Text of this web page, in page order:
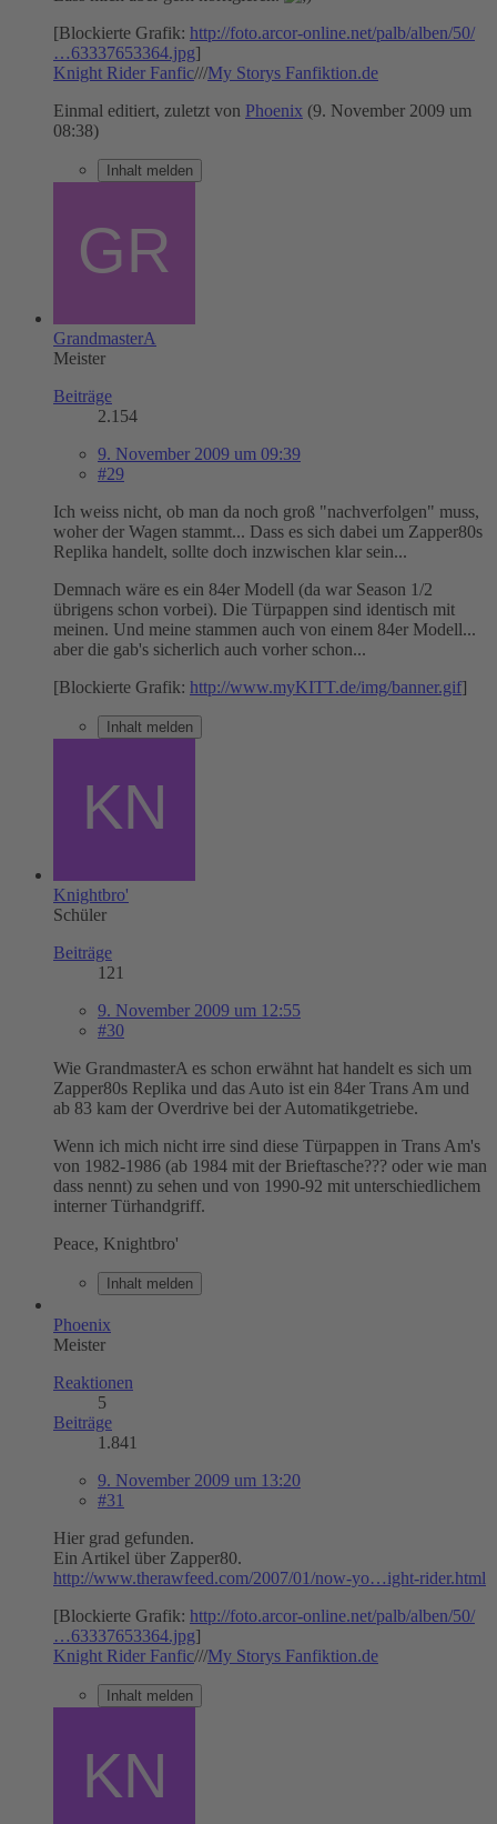
[Blockierte Grafik: http://foto.arcor-online.net/palb/alben/50/
…63337653364.jpg]
Knight Rider Fanfic///My Storys Fanfiktion.de
Einmal editiert, zuletzt von Phoenix (9. November 2009 um
08:38)
Inhalt melden
GrandmasterA
Meister
Beiträge
2.154
9. November 2009 um 09:39
#29
Ich weiss nicht, ob man da noch groß "nachverfolgen" muss,
woher der Wagen stammt... Dass es sich dabei um Zapper80s
Replika handelt, sollte doch inzwischen klar sein...
Demnach wäre es ein 84er Modell (da war Season 1/2
übrigens schon vorbei). Die Türpappen sind identisch mit
meinen. Und meine stammen auch von einem 84er Modell...
aber die gab's sicherlich auch vorher schon...
[Blockierte Grafik: http://www.myKITT.de/img/banner.gif]
Inhalt melden
Knightbro'
Schüler
Beiträge
121
9. November 2009 um 12:55
#30
Wie GrandmasterA es schon erwähnt hat handelt es sich um
Zapper80s Replika und das Auto ist ein 84er Trans Am und
ab 83 kam der Overdrive bei der Automatikgetriebe.
Wenn ich mich nicht irre sind diese Türpappen in Trans Am's
von 1982-1986 (ab 1984 mit der Brieftasche??? oder wie man
dass nennt) zu sehen und von 1990-92 mit unterschiedlichem
interner Türhandgriff.
Peace, Knightbro'
Inhalt melden
Phoenix
Meister
Reaktionen
5
Beiträge
1.841
9. November 2009 um 13:20
#31
Hier grad gefunden.
Ein Artikel über Zapper80.
http://www.therawfeed.com/2007/01/now-yo…ight-rider.html
[Blockierte Grafik: http://foto.arcor-online.net/palb/alben/50/
…63337653364.jpg]
Knight Rider Fanfic///My Storys Fanfiktion.de
Inhalt melden